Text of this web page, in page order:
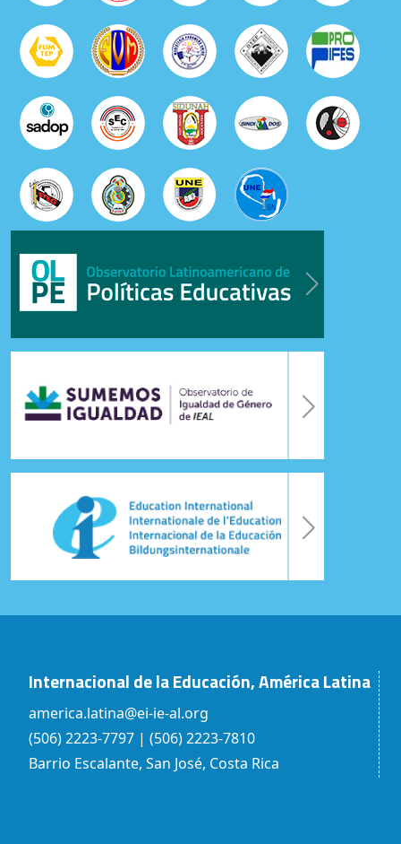
Internacional de la Educación, América Latina
america.latina@ei-ie-al.org
(506) 2223-7797 | (506) 2223-7810
Barrio Escalante, San José, Costa Rica